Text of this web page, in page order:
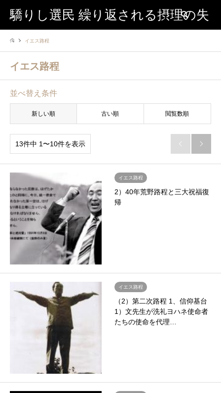
驕りし選民 繰り返される摂理の失
敗
検索
イエス路程
イエス路程
並べ替え条件
新しい順 古い順 閲覧数順
13件中 1〜10件を表示  
イエス路程
2）40年荒野路程と三大祝福復
帰
イエス路程
（2）第二次路程 1、信仰基台
1）文先生が洗礼ヨハネ使命者
たちの使命を代理…